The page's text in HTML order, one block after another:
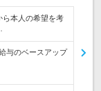
ら本人の希望を考
与のベースアップ